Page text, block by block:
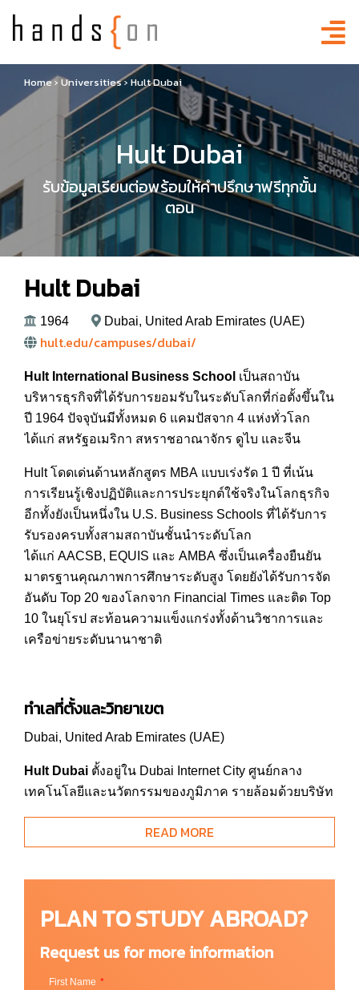
Home›Universities›Hult Dubai
Hult Dubai
รับข้อมูลเรียนต่อพร้อมให้คำปรึกษาฟรีทุกขั้น
ตอน
Hult Dubai
1964 Dubai, United Arab Emirates (UAE)
hult.edu/campuses/dubai/
Hult International Business School เป็นสถาบัน
บริหารธุรกิจที่ได้รับการยอมรับในระดับโลกที่ก่อตั้งขึ้นใน
ปี 1964 ปัจจุบันมีทั้งหมด 6 แคมปัสจาก 4 แห่งทั่วโลก
ได้แก่ สหรัฐอเมริกา สหราชอาณาจักร ดูไบ และจีน
Hultโดดเด่นด้านหลักสูตร MBA แบบเร่งรัด 1 ปี ที่เน้น
การเรียนรู้เชิงปฏิบัติและการประยุกต์ใช้จริงในโลกธุรกิจ
อีกทั้งยังเป็นหนึ่งใน U.S. Business Schools ที่ได้รับการ
รับรองครบทั้งสามสถาบันชั้นนำระดับโลก
ได้แก่ AACSB, EQUIS และ AMBA ซึ่งเป็นเครื่องยืนยัน
มาตรฐานคุณภาพการศึกษาระดับสูง โดยยังได้รับการจัด
อันดับ Top 20 ของโลกจาก Financial Times และติด Top
10 ในยุโรป สะท้อนความแข็งแกร่งทั้งด้านวิชาการและ
เครือข่ายระดับนานาชาติ
ทำเลที่ตั้งและวิทยาเขต
Dubai, United Arab Emirates (UAE)
Hult Dubai ตั้งอยู่ใน Dubai Internet City ศูนย์กลาง
เทคโนโลยีและนวัตกรรมของภูมิภาค รายล้อมด้วยบริษัท
บรรยากาศจริงของอุตสาหกรรม ซึ่งเต็มไปด้วยโอกาสทั้ง
ด้วยความที่แคมปัสมีความทันสมัย ผสานการเรียนอย่าง
เข้มข้นเข้ากับไลฟ์สไตล์เมืองอย่างลงตัว หลังเลิกเรียน
READ MORE
PLAN TO STUDY ABROAD?
Request us for more information
First Name